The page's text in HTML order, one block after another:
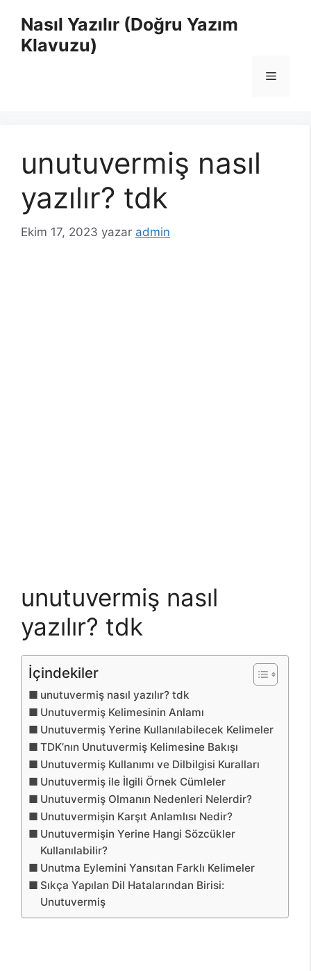
Nasıl Yazılır (Doğru Yazım
Klavuzu)
Menü
unutuvermiş nasıl
yazılır? tdk
Ekim 17, 2023 yazar admin
unutuvermiş nasıl
yazılır? tdk
İçindekiler
unutuvermiş nasıl yazılır? tdk
Unutuvermiş Kelimesinin Anlamı
Unutuvermiş Yerine Kullanılabilecek Kelimeler
TDK’nın Unutuvermiş Kelimesine Bakışı
Unutuvermiş Kullanımı ve Dilbilgisi Kuralları
Unutuvermiş ile İlgili Örnek Cümleler
Unutuvermiş Olmanın Nedenleri Nelerdir?
Unutuvermişin Karşıt Anlamlısı Nedir?
Unutuvermişin Yerine Hangi Sözcükler
Kullanılabilir?
Unutma Eylemini Yansıtan Farklı Kelimeler
Sıkça Yapılan Dil Hatalarından Birisi:
Unutuvermiş